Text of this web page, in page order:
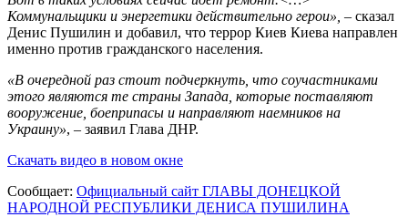
Коммунальщики и энергетики действительно герои», – сказал
Денис Пушилин и добавил, что террор Киев Киева направлен
именно против гражданского населения.
«В очередной раз стоит подчеркнуть, что соучастниками
этого являются те страны Запада, которые поставляют
вооружение, боеприпасы и направляют наемников на
Украину», – заявил Глава ДНР.
Скачать видео в новом окне
Сообщает: Официальный сайт ГЛАВЫ ДОНЕЦКОЙ
НАРОДНОЙ РЕСПУБЛИКИ ДЕНИСА ПУШИЛИНА